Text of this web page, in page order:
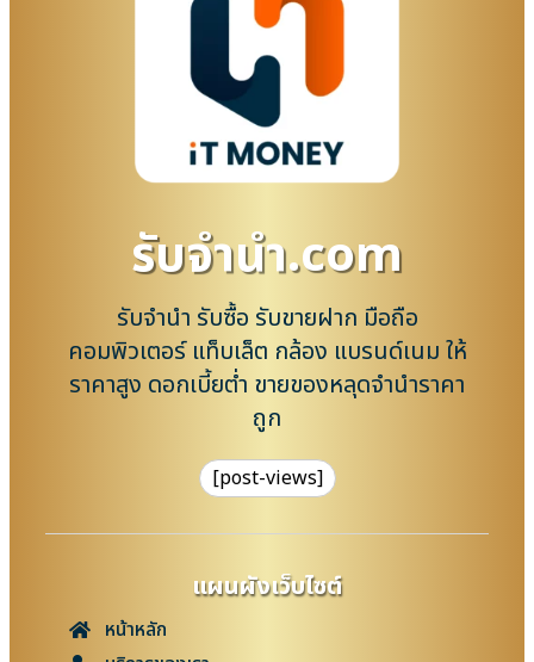
รับจํานํา.com
รับจำนำ รับซื้อ รับขายฝาก มือถือ
คอมพิวเตอร์ แท็บเล็ต กล้อง แบรนด์เนม ให้
ราคาสูง ดอกเบี้ยต่ำ ขายของหลุดจำนำราคา
ถูก
[post-views]
แผนผังเว็บไซต์
หน้าหลัก